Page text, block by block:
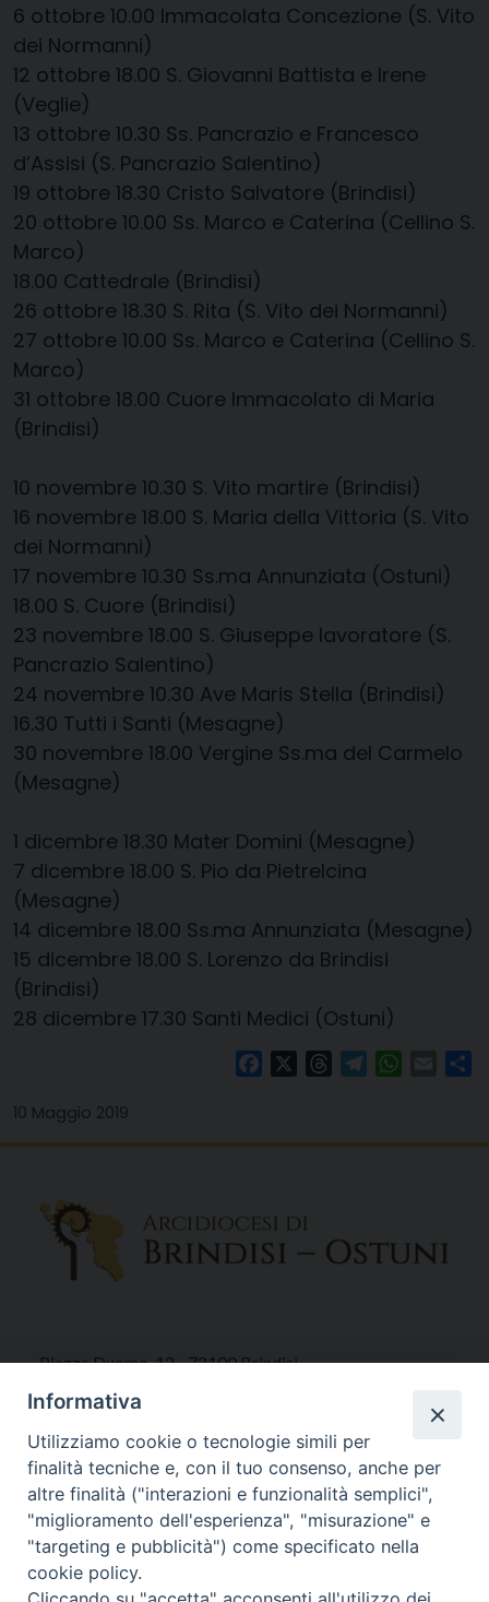
6 ottobre 10.00 Immacolata Concezione (S. Vito
dei Normanni)
12 ottobre 18.00 S. Giovanni Battista e Irene
(Veglie)
13 ottobre 10.30 Ss. Pancrazio e Francesco
d’Assisi (S. Pancrazio Salentino)
19 ottobre 18.30 Cristo Salvatore (Brindisi)
20 ottobre 10.00 Ss. Marco e Caterina (Cellino S.
Marco)
18.00 Cattedrale (Brindisi)
26 ottobre 18.30 S. Rita (S. Vito dei Normanni)
27 ottobre 10.00 Ss. Marco e Caterina (Cellino S.
Marco)
31 ottobre 18.00 Cuore Immacolato di Maria
(Brindisi)
10 novembre 10.30 S. Vito martire (Brindisi)
16 novembre 18.00 S. Maria della Vittoria (S. Vito
dei Normanni)
17 novembre 10.30 Ss.ma Annunziata (Ostuni)
18.00 S. Cuore (Brindisi)
23 novembre 18.00 S. Giuseppe lavoratore (S.
Pancrazio Salentino)
24 novembre 10.30 Ave Maris Stella (Brindisi)
16.30 Tutti i Santi (Mesagne)
30 novembre 18.00 Vergine Ss.ma del Carmelo
(Mesagne)
1 dicembre 18.30 Mater Domini (Mesagne)
7 dicembre 18.00 S. Pio da Pietrelcina
(Mesagne)
14 dicembre 18.00 Ss.ma Annunziata (Mesagne)
15 dicembre 18.00 S. Lorenzo da Brindisi
(Brindisi)
28 dicembre 17.30 Santi Medici (Ostuni)
FacebookThreadsTelegram Email
10 Maggio 2019
Piazza Duomo, 12 - 72100 Brindisi
Tel 0831.521958
Fax 0831.528315
Orari Curia
Mar. / Mer. / Giov. ore 9 - 13
nei mesi estivi solo Martedì ore 9 - 13
Informativa
Utilizziamo cookie o tecnologie simili per
finalità tecniche e, con il tuo consenso, anche per
altre finalità ("interazioni e funzionalità semplici",
"miglioramento dell'esperienza", "misurazione" e
"targeting e pubblicità") come specificato nella
cookie policy.